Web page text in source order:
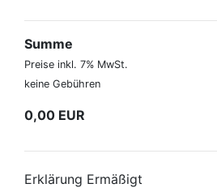
Summe
Preise inkl. 7% MwSt.
keine Gebühren
0,00 EUR
Erklärung Ermäßigt